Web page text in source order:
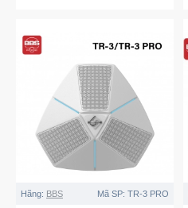
Hãng: BBS Mã SP: TR-3 PRO